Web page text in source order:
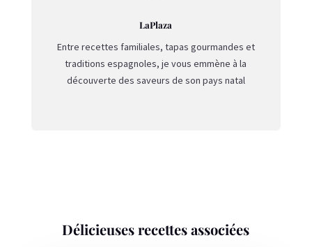
LaPlaza
Entre recettes familiales, tapas gourmandes et
traditions espagnoles, je vous emmène à la
découverte des saveurs de son pays natal
Délicieuses recettes associées